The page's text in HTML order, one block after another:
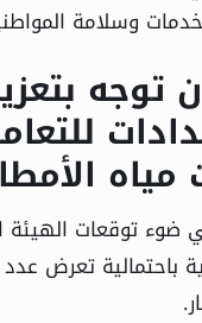
وسلامة
توجه
مياه
ضوء توقعات الهيئة
باحتمالية تعرض